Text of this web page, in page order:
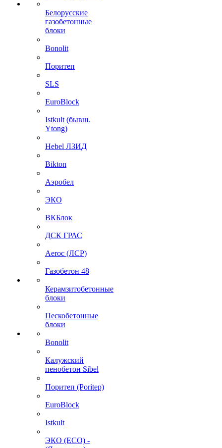
Белорусские
газобетонные
блоки
Bonolit
Поритеп
SLS
EuroBlock
Istkult (бывш.
Ytong)
Hebel ЛЗИД
Bikton
Аэробел
ЭКО
ВКБлок
ДСК ГРАС
Aeroc (ЛСР)
Газобетон 48
Керамзитобетонные
блоки
Пескобетонные
блоки
Bonolit
Калужский
пенобетон Sibel
Поритеп (Poritep)
EuroBlock
Istkult
ЭКО (ECO) -